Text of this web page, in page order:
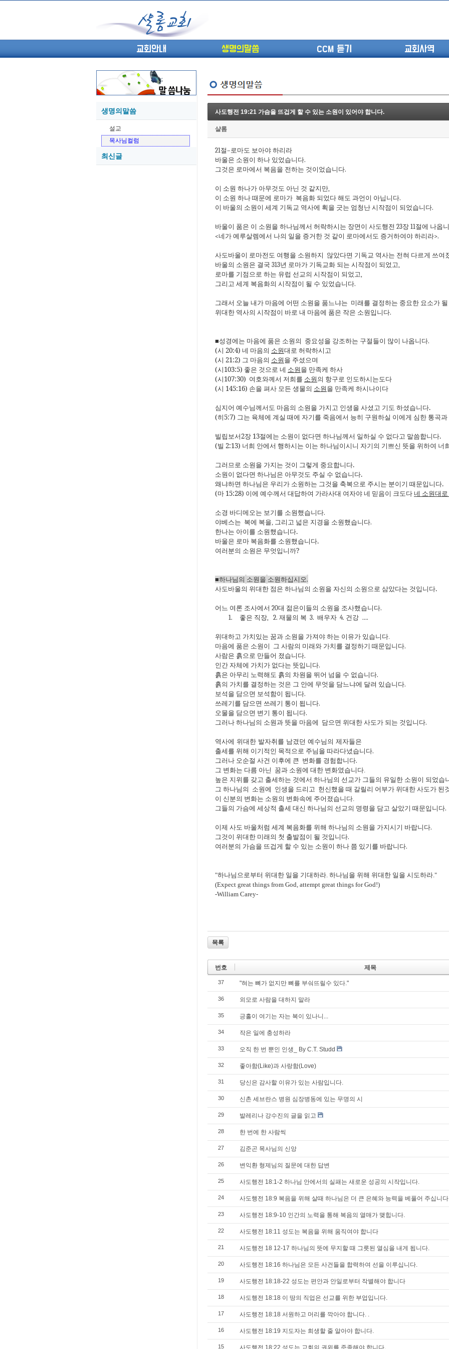
교회안내 생명의말씀 CCM 듣기 교회사역
생명의말씀
설교
목사님컬럼
최신글
05-26 (고린도전서12) 고전7:23-40 ...
(고린도전서10) 고전6:1~11 ...
05-20 (고린도전서9) 고전5:1-13 ...
(고린도전서7) 고전4:1-8 판...
사도행전 19:21 가슴을 뜨겁게 할 수 있는 소원이 있어야 합니다.
샬롬
21절–로마도 보아야 하리라
바울은 소원이 하나 있었습니다.
그것은 로마에서 복음을 전하는 것이었습니다.
이 소원 하나가 아무것도 아닌 것 같지만,
이 소원 하나 때문에 로마가 복음화 되었다 해도 과언이 아닙니다.
이 바울의 소원이 세계 기독교 역사에 획을 긋는 엄청난 시작점이 되었습니다.
바울이 품은 이 소원을 하나님께서 허락하시는 장면이 사도행전 23장 11절에 나옵
<네가 예루살렘에서 나의 일을 증거한 것 같이 로마에서도 증거하여야 하리라>.
사도바울이 로마전도 여행을 소원하지 않았다면 기독교 역사는 전혀 다르게 쓰여
바울의 소원은 결국 313년 로마가 기독교화 되는 시작점이 되었고,
로마를 기점으로 하는 유럽 선교의 시작점이 되었고,
그리고 세계 복음화의 시작점이 될 수 있었습니다.
그래서 오늘 내가 마음에 어떤 소원을 품느냐는 미래를 결정하는 중요한 요소가 될
위대한 역사의 시작점이 바로 내 마음에 품은 작은 소원입니다.
■성경에는 마음에 품은 소원의 중요성을 강조하는 구절들이 많이 나옵니다.
(시 20:4) 네 마음의 소원대로 허락하시고
(시 21:2) 그 마음의 소원을 주셨으며
(시103:5) 좋은 것으로 네 소원을 만족케 하사
(시107:30) 여호와께서 저희를 소원의 항구로 인도하시는도다
(시 145:16) 손을 펴사 모든 생물의 소원을 만족케 하시나이다
심지어 예수님께서도 마음의 소원을 가지고 인생을 사셨고 기도 하셨습니다.
(히5:7) 그는 육체에 계실 때에 자기를 죽음에서 능히 구원하실 이에게 심한 통곡
빌립보서2장 13절에는 소원이 없다면 하나님께서 일하실 수 없다고 말씀합니다.
(빌 2:13) 너희 안에서 행하시는 이는 하나님이시니 자기의 기쁘신 뜻을 위하여 너
그러므로 소원을 가지는 것이 그렇게 중요합니다.
소원이 없다면 하나님은 아무것도 주실 수 없습니다.
왜냐하면 하나님은 우리가 소원하는 그것을 축복으로 주시는 분이기 때문입니다.
(마 15:28) 이에 예수께서 대답하여 가라사대 여자야 네 믿음이 크도다네 소원대
소경 바디메오는 보기를 소원했습니다.
야베스는 복에 복을, 그리고 넓은 지경을 소원했습니다.
한나는 아이를 소원했습니다.
바울은 로마 복음화를 소원했습니다.
여러분의 소원은 무엇입니까?
■하나님의 소원을 소원하십시오.
사도바울의 위대한 점은 하나님의 소원을 자신의 소원으로 삼았다는 것입니다.
어느 여론 조사에서 20대 젊은이들의 소원을 조사했습니다.
1.
좋은 직장, 2. 재물의 복 3. 배우자 4. 건강 ….
위대하고 가치있는 꿈과 소원을 가져야 하는 이유가 있습니다.
마음에 품은 소원이 그 사람의 미래와 가치를 결정하기 때문입니다.
사람은 흙으로 만들어 졌습니다.
인간 자체에 가치가 없다는 뜻입니다.
흙은 아무리 노력해도 흙의 차원을 뛰어 넘을 수 없습니다.
흙의 가치를 결정하는 것은 그 안에 무엇을 담느냐에 달려 있습니다.
보석을 담으면 보석함이 됩니다.
쓰레기를 담으면 쓰레기 통이 됩니다.
오물을 담으면 변기 통이 됩니다.
그러나 하나님의 소원과 뜻을 마음에 담으면 위대한 사도가 되는 것입니다.
역사에 위대한 발자취를 남겼던 예수님의 제자들은
출세를 위해 이기적인 목적으로 주님을 따라다녔습니다.
그러나 오순절 사건 이후에 큰 변화를 경험합니다.
그 변화는 다름 아닌 꿈과 소원에 대한 변화였습니다.
높은 지위를 갖고 출세하는 것에서 하나님의 선교가 그들의 유일한 소원이 되었습
그 하나님의 소원에 인생을 드리고 헌신했을 때 갈릴리 어부가 위대한 사도가 된
이 신분의 변화는 소원의 변화속에 주어졌습니다.
그들의 가슴에 세상적 출세 대신 하나님의 선교의 명령을 담고 살았기 때문입니다.
이제 사도 바울처럼 세계 복음화를 위해 하나님의 소원을 가지시기 바랍니다.
그것이 위대한 미래 의 첫 출발점이 될 것입니다.
여러분의 가슴을 뜨겁게 할 수 있는 소원이 하나 쯤 있기를 바랍니다.
"하나님으로부터 위대한 일을 기대하라. 하나님을 위해 위대한 일을 시도하라."
(Expect great things from God, attempt great things for God!)
-William Carey-
목록
번호 제목
37 "혀는 뼈가 없지만 뼈를 부숴뜨릴수 있다."
36 외모로 사람을 대하지 말라
35 긍홀이 여기는 자는 복이 있나니...
34 작은 일에 충성하라
33 오직 한 번 뿐인 인생_ By C.T. Studd
32 좋아함(Like)과 사랑함(Love)
31 당신은 감사할 이유가 있는 사람입니다.
30 신촌 세브란스 병원 심장병동에 있는 무명의 시
29 발레리나 강수진의 글을 읽고
28 한 번에 한 사람씩
27 김준곤 목사님의 신앙
26 변익환 형제님의 질문에 대한 답변
25 사도행전 18:1-2 하나님 안에서의 실패는 새로운 성공의 시작입니다.
24 사도행전 18:9 복음을 위해 살때 하나님은 더 큰 은혜와 능력을 베풀어 주십니다
23 사도행전 18:9-10 인간의 노력을 통해 복음의 열매가 맺힙니다.
22 사도행전 18:11 성도는 복음을 위해 움직여야 합니다
21 사도행전 18 12-17 하나님의 뜻에 무지할 때 그릇된 열심을 내게 됩니다.
20 사도행전 18:16 하나님은 모든 사건들을 합력하여 선을 이루십니다.
19 사도행전 18:18-22 성도는 편안과 안일로부터 작별해야 합니다
18 사도행전 18:18 이 땅의 직업은 선교를 위한 부업입니다.
17 사도행전 18:18 서원하고 머리를 깍아야 합니다. .
16 사도행전 18:19 지도자는 희생할 줄 알아야 합니다.
15 사도행전 18:22 성도는 교회의 권위를 준종해야 합니다.